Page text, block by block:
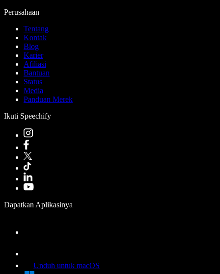
Perusahaan
Tentang
Kontak
Blog
Karier
Afiliasi
Bantuan
Status
Media
Panduan Merek
Ikuti Speechify
Dapatkan Aplikasinya
Unduh untuk macOS